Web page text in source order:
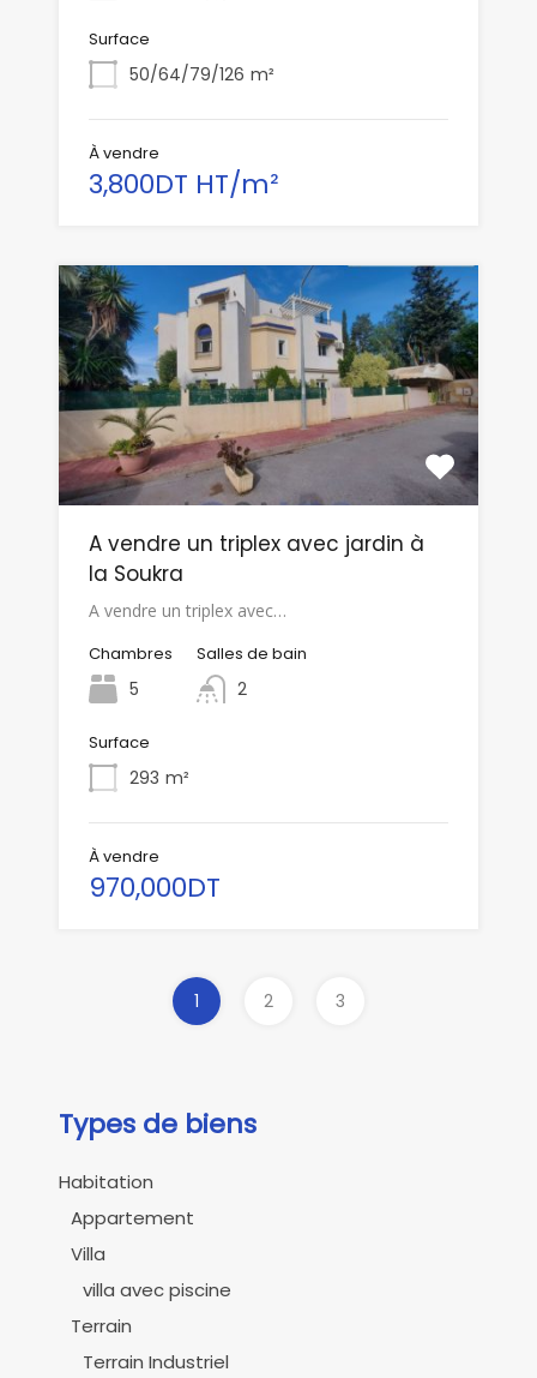
Surface
50/64/79/126 m²
À vendre
3,800DT HT/m²
A vendre un triplex avec jardin à
la Soukra
A vendre un triplex avec…
Chambres
5
Salles de bain
2
Surface
293 m²
À vendre
970,000DT
1 2 3
Types de biens
Habitation
Appartement
Villa
villa avec piscine
Terrain
Terrain Industriel